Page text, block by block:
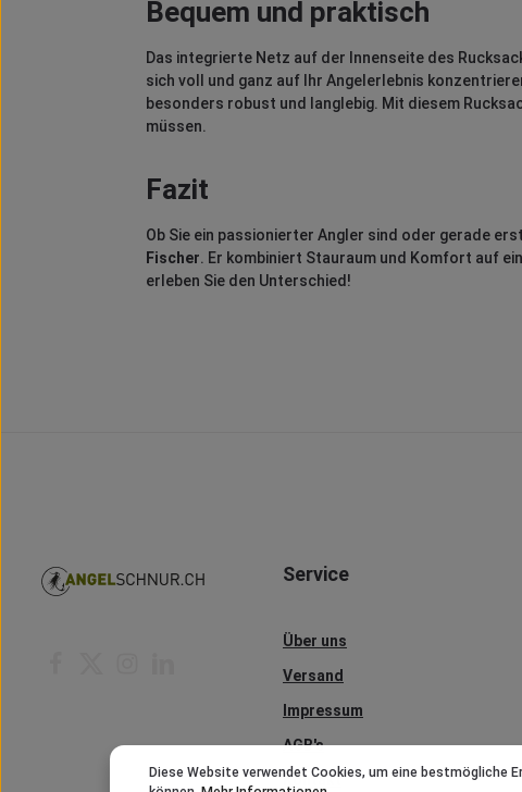
Bequem und praktisch
Das integrierte Netz auf der Innenseite des
sich voll und ganz auf Ihr Angelerlebnis
besonders robust und langlebig. Mit diesem
müssen.
Fazit
Ob Sie ein passionierter Angler sind oder gerade
Fischer. Er kombiniert Stauraum und Komfort auf
erleben Sie den Unterschied!
Service
Über uns
Versand
Impressum
AGB's
Kontakt
Diese Website verwendet Cookies, um eine bestmögliche